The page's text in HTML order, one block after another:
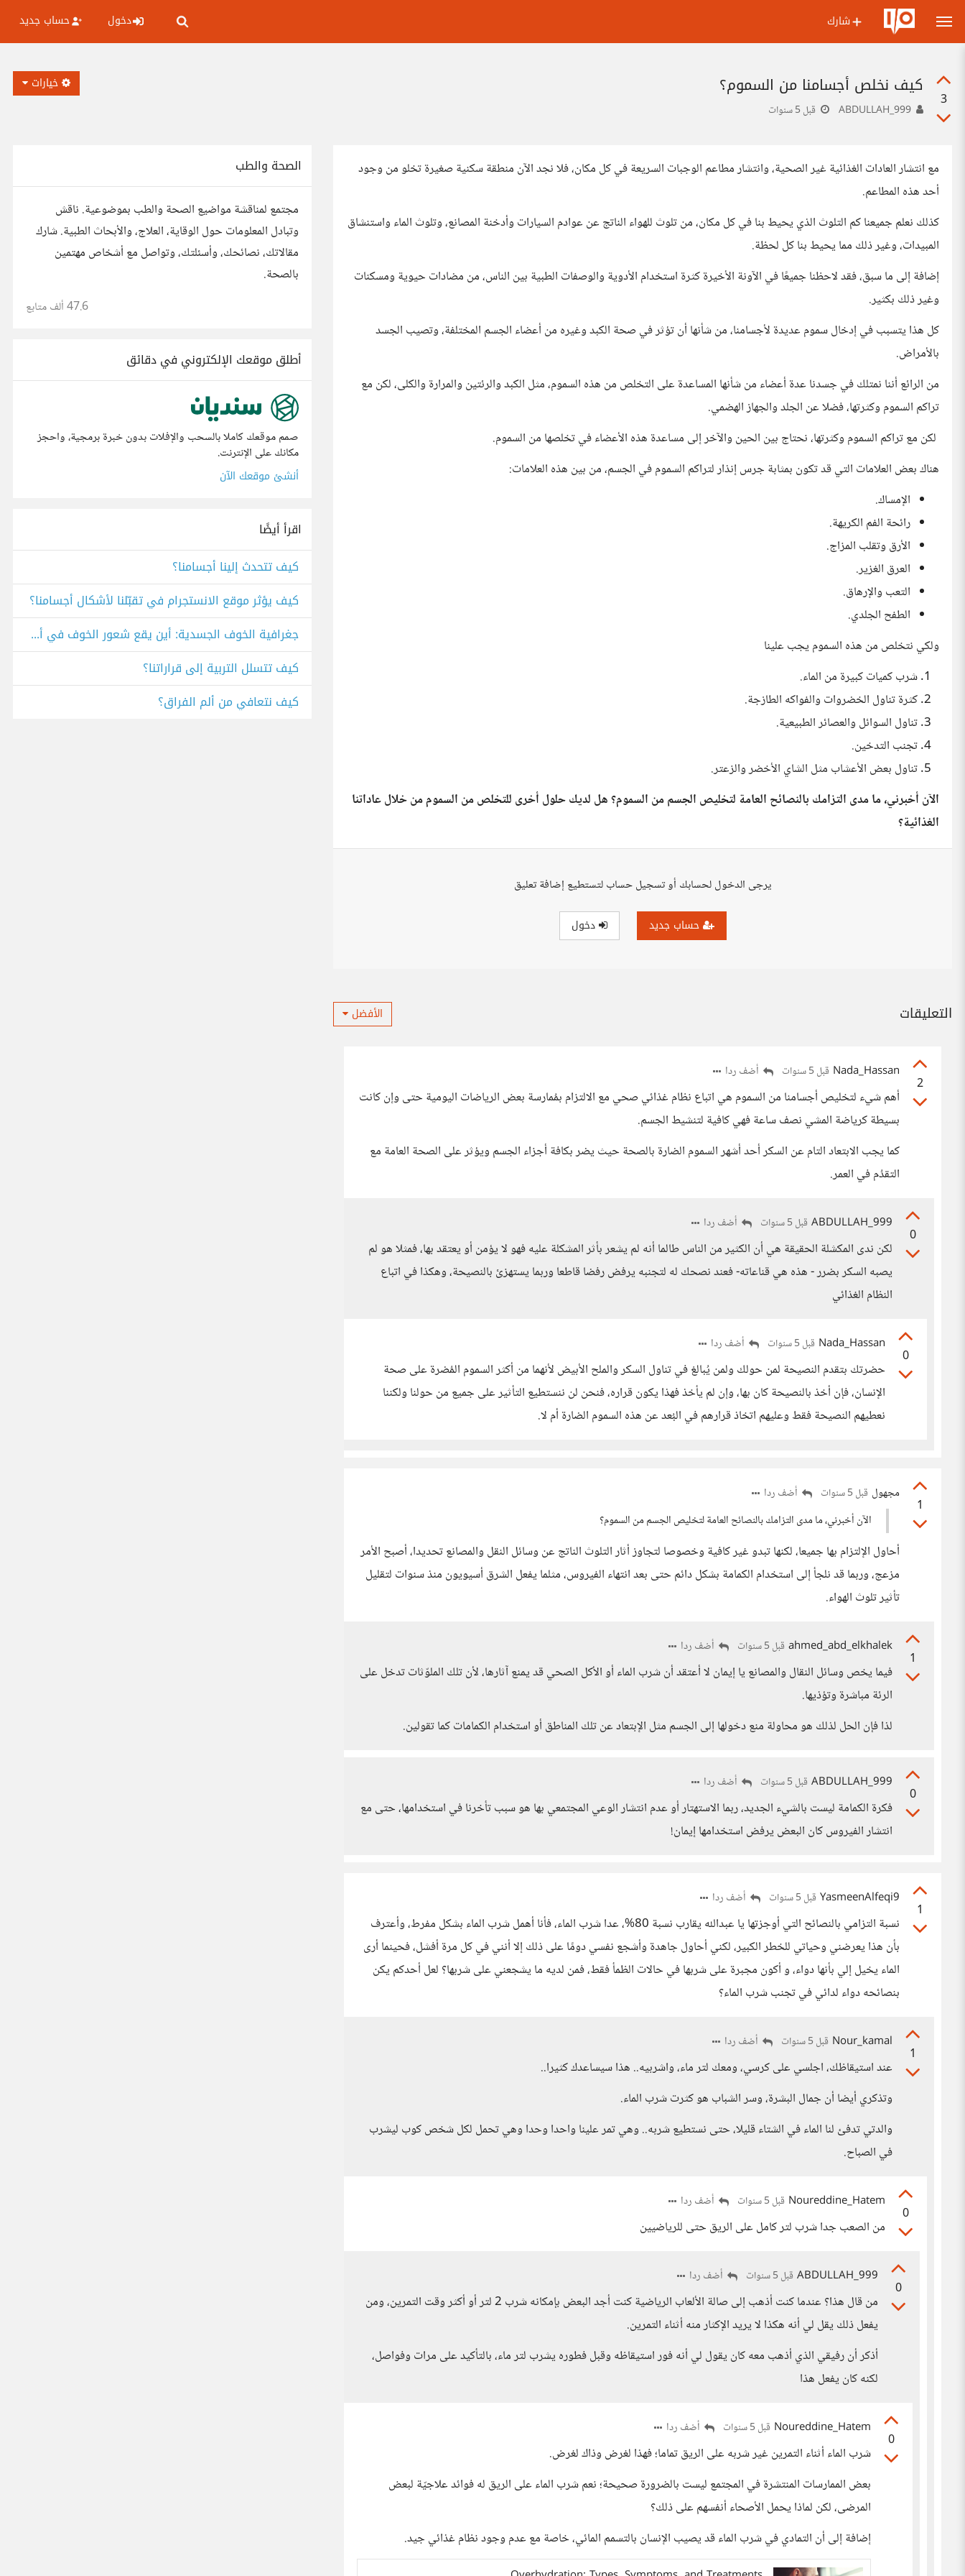
شارك دخول حساب جديد
3
كيف نخلص أجسامنا من السموم؟
قبل 5 سنوات
خيارات
مع انتشار العادات الغذائية غير الصحية، وانتشار مطاعم الوجبات السريعة في كل مكان، فلا نجد الآن منطقة سكنية صغيرة تخلو من وجود
أحد هذه المطاعم.
كذلك نعلم جميعنا كم التلوث الذي يحيط بنا في كل مكان، من تلوث للهواء الناتج عن عوادم السيارات وأدخنة المصانع، وتلوث الماء واستنشاق
المبيدات، وغير ذلك مما يحيط بنا كل لحظة.
إضافة إلى ما سبق، فقد لاحظنا جميعًا في الآونة الأخيرة كثرة استخدام الأدوية والوصفات الطبية بين الناس، من مضادات حيوية ومسكنات
وغير ذلك بكثير.
كل هذا يتسبب في إدخال سموم عديدة لأجسامنا، من شأنها أن تؤثر في صحة الكبد وغيره من أعضاء الجسم المختلفة، وتصيب الجسد
بالأمراض.
من الرائع أننا نمتلك في جسدنا عدة أعضاء من شأنها المساعدة على التخلص من هذه السموم، مثل الكبد والرئتين والمرارة والكلى، لكن مع
تراكم السموم وكثرتها، فضلا عن الجلد والجهاز الهضمي.
لكن مع تراكم السموم وكثرتها، نحتاج بين الحين والآخر إلى مساعدة هذه الأعضاء في تخلصها من السموم.
هناك بعض العلامات التي قد تكون بمثابة جرس إنذار لتراكم السموم في الجسم، من بين هذه العلامات:
الإمساك.
رائحة الفم الكريهة.
الأرق وتقلب المزاج.
العرق الغزير.
التعب والإرهاق.
الطفح الجلدي.
ولكي نتخلص من هذه السموم يجب علينا
شرب كميات كبيرة من الماء.
كثرة تناول الخضروات والفواكه الطازجة.
تناول السوائل والعصائر الطبيعية.
تجنب التدخين.
تناول بعض الأعشاب مثل الشاي الأخضر والزعتر.
الآن أخبرني، ما مدى التزامك بالنصائح العامة لتخليص الجسم من السموم؟ هل لديك حلول أخرى للتخلص من السموم من خلال عاداتنا
الغذائية؟
يرجى الدخول لحسابك أو تسجيل حساب لتستطيع إضافة تعليق
حساب جديد دخول
التعليقات الأفضل
2
Nada_Hassan قبل 5 سنوات أضف ردا
أهم شيء لتخليص أجسامنا من السموم هي اتباع نظام غذائي صحي مع الالتزام بمُمارسة بعض الرياضات اليومية حتى وإن كانت
بسيطة كرياضة المشي نصف ساعة فهي كافية لتنشيط الجسم.
كما يجب الابتعاد التام عن السكر أحد أشهر السموم الضارة بالصحة حيث يضر بكافة أجزاء الجسم ويؤثر على الصحة العامة مع
التقدُم في العمر.
0
ABDULLAH_999 قبل 5 سنوات أضف ردا
لكن ندى المكشلة الحقيقة هي أن الكثير من الناس طالما أنه لم يشعر بأثر المشكلة عليه فهو لا يؤمن أو يعتقد بها، فمثلا هو لم
يصبه السكر بضرر - هذه هي قناعاته- فعند نصحك له لتجنبه يرفض رفضا قاطعا وربما يستهزئ بالنصيحة، وهكذا في اتباع
النظام الغذائي
0
Nada_Hassan قبل 5 سنوات أضف ردا
حضرتك بتقدم النصيحة لمن حولك ولمن يُبالغ في تناول السكر والملح الأبيض لأنهما من أكثر السموم المُضرة على صحة
الإنسان، فإن أخذ بالنصيحة كان بها، وإن لم يأخذ فهذا يكون قراره، فنحن لن ننستطيع التأثير على جميع من حولنا ولكننا
نعطيهم النصيحة فقط وعليهم اتخاذ قرارهم في البُعد عن هذه السموم الضارة أم لا.
1
مجهول قبل 5 سنوات
أضف ردا
الآن أخبرني، ما مدى التزامك بالنصائح العامة لتخليص الجسم من السموم؟
أحاول الإلتزام بها جميعا، لكنها تبدو غير كافية وخصوصا لتجاوز أثار التلوث الناتج عن وسائل النقل والمصانع تحديدا، أصبح الأمر
مزعج، وربما قد نلجأ إلى استخدام الكمامة بشكل دائم حتى بعد انتهاء الفيروس، مثلما يفعل الشرق أسيويون منذ سنوات لتقليل
تأثير تلوث الهواء.
1
ahmed_abd_elkhalek قبل 5 سنوات أضف ردا
فيما يخص وسائل النقال والمصانع يا إيمان لا أعتقد أن شرب الماء أو الأكل الصحي قد يمنع آثارها، لأن تلك الملوّثات تدخل على
الرئة مباشرة وتؤذيها.
لذا فإن الحل لذلك هو محاولة منع دخولها إلى الجسم مثل الإبتعاد عن تلك المناطق أو استخدام الكمامات كما تقولين.
0
ABDULLAH_999 قبل 5 سنوات أضف ردا
فكرة الكمامة ليست بالشيء الجديد، ربما الاستهتار أو عدم انتشار الوعي المجتمعي بها هو سبب تأخرنا في استخدامها، حتى مع
انتشار الفيروس كان البعض يرفض استخدامها إيمان!
1
YasmeenAlfeqi9 قبل 5 سنوات أضف ردا
نسبة التزامي بالنصائح التي أوجزتها يا عبدالله يقارب نسبة 80%، عدا شرب الماء، فأنا أهمل شرب الماء بشكل مفرط، وأعترف
بأن هذا يعرضني وحياتي للخطر الكبير، لكني أحاول جاهدة وأشجع نفسي دومًا على ذلك إلا أنني في كل مرة أفشل، فحينما أرى
الماء يخيل إلي بأنها دواء، و أكون مجبرة على شربها في حالات الظمأ فقط، فمن لديه ما يشجعني على شربها؟ لعل أحدكم يكن
بنصائحه دواء لدائي في تجنب شرب الماء؟
1
Nour_kamal قبل 5 سنوات أضف ردا
عند استيقاظك، اجلسي على كرسي، ومعك لتر ماء، واشربيه.. هذا سيساعدك كثيرا..
وتذكري أيضا أن جمال البشرة، وسر الشباب هو كثرت شرب الماء.
والدتي تدفئ لنا الماء في الشتاء قليلا، حتى نستطيع شربه.. وهي تمر علينا واحدا وحدا وهي تحمل لكل شخص كوب ليشرب
في الصباح.
0
Noureddine_Hatem قبل 5 سنوات أضف ردا
من الصعب جدا شرب لتر كامل على الريق حتى للرياضيين
0
ABDULLAH_999 قبل 5 سنوات أضف ردا
من قال هذا؟ عندما كنت أذهب إلى صالة الألعاب الرياضية كنت أجد البعض بإمكانه شرب 2 لتر أو أكثر وقت التمرين، ومن
يفعل ذلك يقل لي أنه هكذا لا يريد الإكثار منه أثناء التمرين.
أذكر أن رفيقي الذي أذهب معه كان يقول لي أنه فور استيقاظه وقبل فطوره يشرب لتر ماء، بالتأكيد على مرات وفواصل،
لكنه كان يفعل هذا
0
Noureddine_Hatem قبل 5 سنوات أضف ردا
شرب الماء أثناء التمرين غير شربه على الريق تماما؛ فهذا لغرض وذاك لغرض.
بعض الممارسات المنتشرة في المجتمع ليست بالضرورة صحيحة؛ نعم شرب الماء على الريق له فوائد علاجيّة لبعض
المرضى، لكن لماذا يحمل الأصحاء أنفسهم على ذلك؟
إضافة إلى أن التمادي في شرب الماء قد يصيب الإنسان بالتسمم المائي، خاصة مع عدم وجود نظام غذائي جيد.
الصحة والطب
مجتمع لمناقشة مواضيع الصحة والطب بموضوعية. ناقش
وتبادل المعلومات حول الوقاية، العلاج، والأبحاث الطبية. شارك
مقالاتك، نصائحك، وأسئلتك، وتواصل مع أشخاص مهتمين
بالصحة.
47.6 ألف متابع
أطلق موقعك الإلكتروني في دقائق
صمم موقعك كاملا بالسحب والإفلات بدون خبرة برمجية، واحجز
مكانك على الإنترنت.
أنشئ موقعك الآن
اقرأ أيضًا
كيف تتحدث إلينا أجسامنا؟
كيف يؤثر موقع الانستجرام في تقبّلنا لأشكال أجسامنا؟
جغرافية الخوف الجسدية: أين يقع شعور الخوف في أجسامنا؟
كيف تتسلل التربية إلى قراراتنا؟
كيف نتعافي من ألم الفراق؟